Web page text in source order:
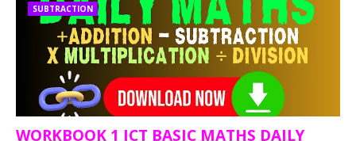
SUBTRACTION
WORKBOOK 1 ICT BASIC MATHS DAILY